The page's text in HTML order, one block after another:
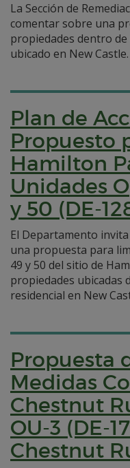
La Sección de
comentar sobre una
propiedades dentro
ubicado en New Castle.
Plan de
Propuesto
Hamilton
Unidades
y 50 (DE-
El Departamento
una propuesta para
49 y 50 del sitio de
propiedades ubicadas
residencial en New
Propuesta
Medidas
Chestnut
OU-3 (DE-
Chestnut